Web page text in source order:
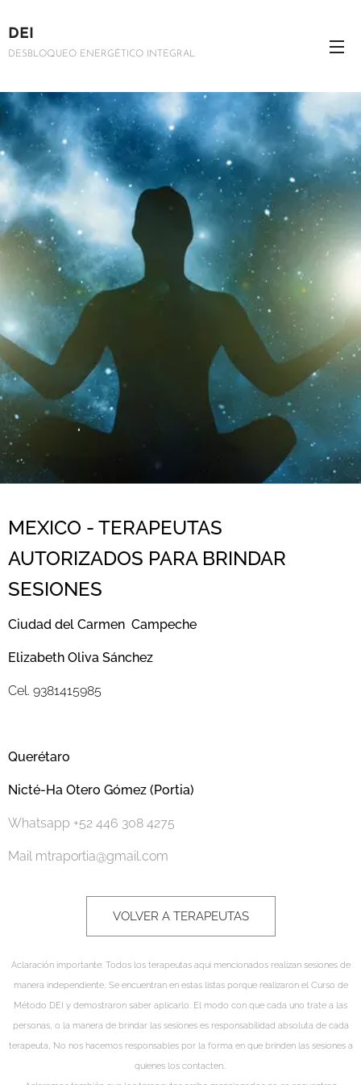
DEI
DESBLOQUEO ENERGÉTICO INTEGRAL
.
.
MEXICO - TERAPEUTAS
AUTORIZADOS PARA BRINDAR
SESIONES
Ciudad del Carmen Campeche
Elizabeth Oliva Sánchez
Cel. 9381415985
Querétaro
Nicté-Ha Otero Gómez (Portia)
Whatsapp +52 446 308 4275
Mail mtraportia@gmail.com
VOLVER A TERAPEUTAS
Aclaración importante: Todos los terapeutas aqui mencionados realizan sesiones de
manera independiente, Se encuentran en estas listas porque realizaron el Curso de
Método DEI y demostraron saber aplicarlo. El modo con que cada uno trate a las
personas, o la manera de brindar las sesiones es responsabilidad absoluta de cada
terapeuta, No nos hacemos responsables por la forma en que brinden las sesiones a
quienes los contacten..